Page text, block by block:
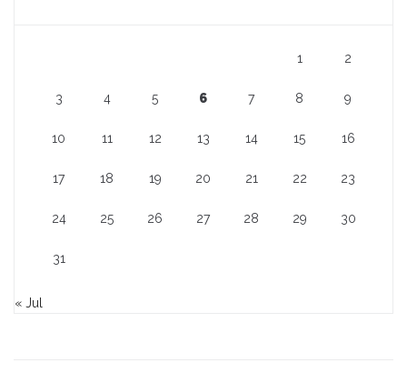
1 2
3 4 5 6 7 8 9
10 11 12 13 14 15 16
17 18 19 20 21 22 23
24 25 26 27 28 29 30
31
« Jul